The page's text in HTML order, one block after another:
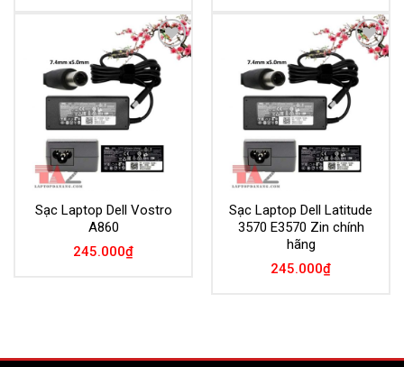
Add to
Wishlist
Sạc Laptop Dell Vostro
A860
245.000₫
Add to
Wishlist
Sạc Laptop Dell Latitude
3570 E3570 Zin chính
hãng
245.000₫